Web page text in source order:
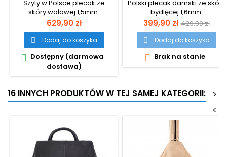
Szyty w Polsce plecak ze
skóry wołowej 1,5mm.
Cena
629,90 zł
 Dodaj do koszyka
 Dostępny (darmowa
dostawa)
Polski plecak damski ze skóry
bydlęcej 1,6mm.
Cena
399,90 zł Cena
429,90 zł
 Dodaj do koszyka
 Brak na stanie
16 INNYCH PRODUKTÓW W TEJ SAMEJ KATEGORII:
>
<